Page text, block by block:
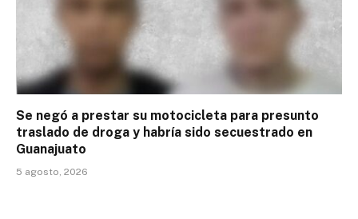
Se negó a prestar su motocicleta para presunto
traslado de droga y habría sido secuestrado en
Guanajuato
5 agosto, 2026